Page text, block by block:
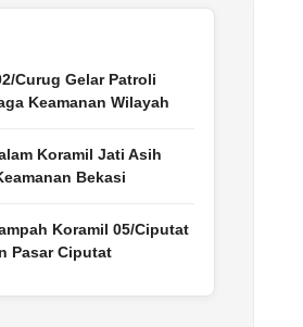
Curug Gelar Patroli
Keamanan Wilayah
Koramil Jati Asih
Bekasi
Koramil 05/Ciputat
Pasar Ciputat